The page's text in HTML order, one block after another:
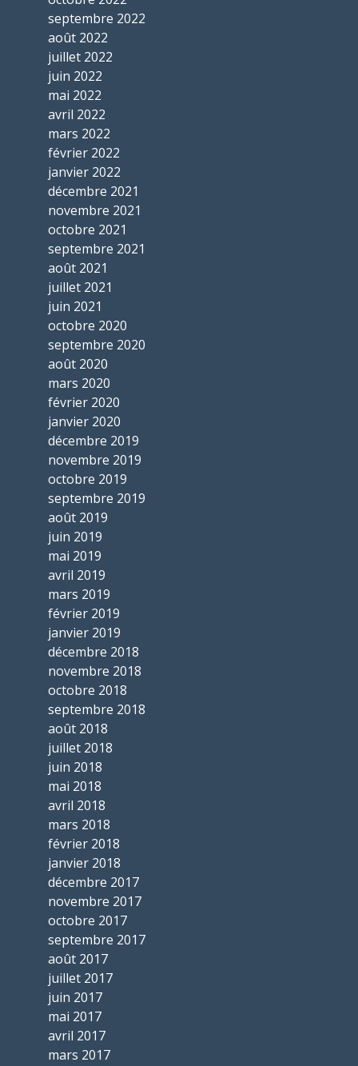
septembre 2022
août 2022
juillet 2022
juin 2022
mai 2022
avril 2022
mars 2022
février 2022
janvier 2022
décembre 2021
novembre 2021
octobre 2021
septembre 2021
août 2021
juillet 2021
juin 2021
octobre 2020
septembre 2020
août 2020
mars 2020
février 2020
janvier 2020
décembre 2019
novembre 2019
octobre 2019
septembre 2019
août 2019
juin 2019
mai 2019
avril 2019
mars 2019
février 2019
janvier 2019
décembre 2018
novembre 2018
octobre 2018
septembre 2018
août 2018
juillet 2018
juin 2018
mai 2018
avril 2018
mars 2018
février 2018
janvier 2018
décembre 2017
novembre 2017
octobre 2017
septembre 2017
août 2017
juillet 2017
juin 2017
mai 2017
avril 2017
mars 2017